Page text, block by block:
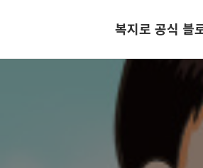
복지로 공식 블